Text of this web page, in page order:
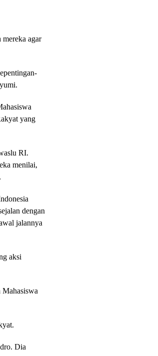
agar
yang
RI.
menilai,
dengan
jalannya
aksi
Dia